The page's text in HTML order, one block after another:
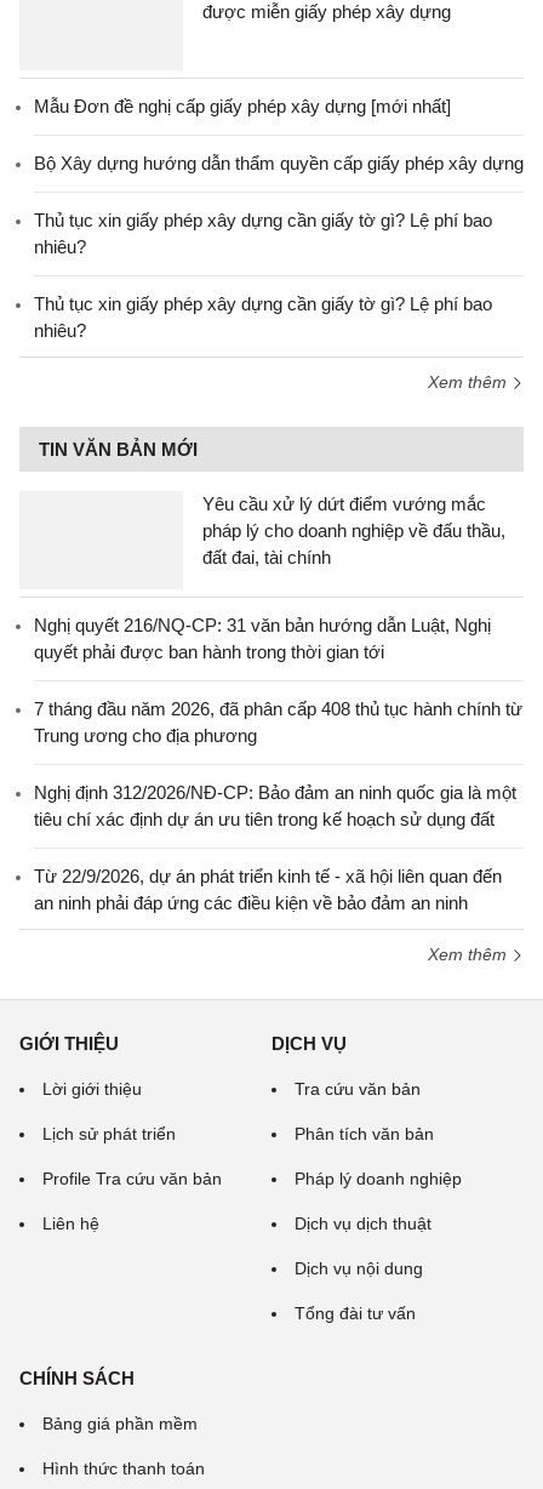
được miễn giấy phép xây dựng
Mẫu Đơn đề nghị cấp giấy phép xây dựng [mới nhất]
Bộ Xây dựng hướng dẫn thẩm quyền cấp giấy phép xây dựng
Thủ tục xin giấy phép xây dựng cần giấy tờ gì? Lệ phí bao
nhiêu?
Thủ tục xin giấy phép xây dựng cần giấy tờ gì? Lệ phí bao
nhiêu?
Xem thêm
TIN VĂN BẢN MỚI
Yêu cầu xử lý dứt điểm vướng mắc
pháp lý cho doanh nghiệp về đấu thầu,
đất đai, tài chính
Nghị quyết 216/NQ-CP: 31 văn bản hướng dẫn Luật, Nghị
quyết phải được ban hành trong thời gian tới
7 tháng đầu năm 2026, đã phân cấp 408 thủ tục hành chính từ
Trung ương cho địa phương
Nghị định 312/2026/NĐ-CP: Bảo đảm an ninh quốc gia là một
tiêu chí xác định dự án ưu tiên trong kế hoạch sử dụng đất
Từ 22/9/2026, dự án phát triển kinh tế - xã hội liên quan đến
an ninh phải đáp ứng các điều kiện về bảo đảm an ninh
Xem thêm
GIỚI THIỆU
Lời giới thiệu
Lịch sử phát triển
Profile Tra cứu văn bản
Liên hệ
DỊCH VỤ
Tra cứu văn bản
Phân tích văn bản
Pháp lý doanh nghiệp
Dịch vụ dịch thuật
Dịch vụ nội dung
Tổng đài tư vấn
CHÍNH SÁCH
Bảng giá phần mềm
Hình thức thanh toán